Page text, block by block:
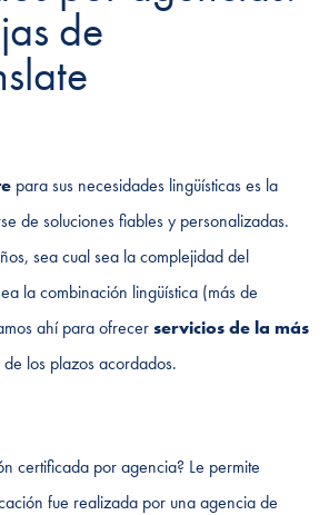
de
para sus necesidades lingüísticas es la
de soluciones fiables y personalizadas.
sea cual sea la complejidad del
la combinación lingüística (más de
ahí para ofrecerservicios de la más
los plazos acordados.
certificada por agencia? Le permite
fue realizada por una agencia de